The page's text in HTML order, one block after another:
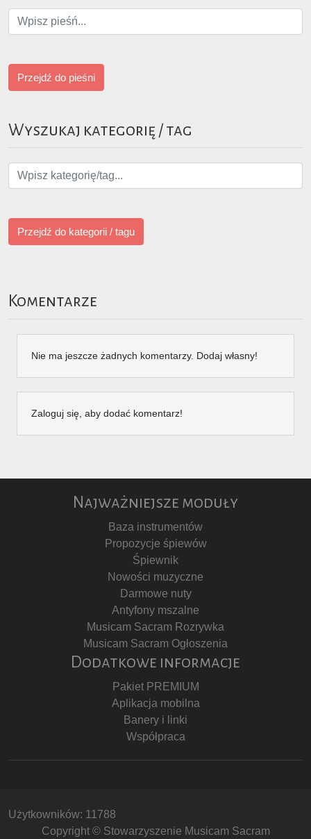
Przejdź do pieśni
Wyszukaj kategorię / tag
Przejdź do kategorii / tagu
Komentarze
Nie ma jeszcze żadnych komentarzy. Dodaj własny!
Zaloguj się, aby dodać komentarz!
Najważniejsze moduły
Baza instrumentów
Propozycje śpiewów
Śpiewnik
Nowości muzyczne
Darmowe nuty
Antyfony mszalne
Musicam Sacram Rozrywka
Musicam Sacram Ogłoszenia
Dodatkowe informacje
Pakiet PREMIUM
Aplikacja mobilna
Banery i linki
Współpraca
Użytkowników: 11788
Copyright © Stowarzyszenie Musicam Sacram